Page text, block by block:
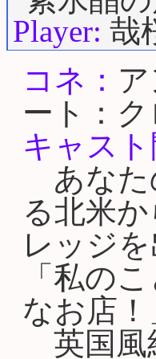
Player: 哉
コネ：
ート：ク
キャスト
あなた
る北米
レッジ
「私の
なお店！
英国風